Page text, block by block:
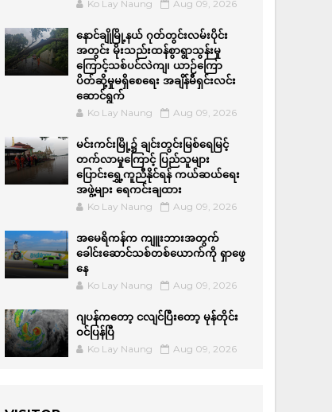
Ko Lay Naung Aug 09, 2026
နောင်ချိုမြို့နယ် ဂုတ်တွင်းလမ်းပိုင်း
အတွင်း မိုးသည်းထန်စွာရွာသွန်းမှု
ကြောင့်သစ်ပင်လဲကျ၊ ယာဉ်ကြော
ပိတ်ဆို့မှုမရှိစေရေး အချိန်မီရှင်းလင်း
ဆောင်ရွက်
Ko Lay Naung Aug 09, 2026
မင်းကင်းမြို့၌ ချင်းတွင်းမြစ်ရေမြင့်
တက်လာမှုကြောင့် ပြည်သူများ
ပြောင်းရွှေ့ကူညီနိုင်ရန် ကယ်ဆယ်ရေး
အဖွဲ့များ ရေကင်းချထား
Ko Lay Naung Aug 09, 2026
အမေရိကန်က ကျူးဘားအတွက်
ခေါင်းဆောင်သစ်တစ်ယောက်ကို ရှာဖွေ
နေ
Ko Lay Naung Aug 09, 2026
ဂျပန်ကတော့ ငလျင်ပြီးတော့ မုန်တိုင်း
ဝင်ပြန်ပြီ
Ko Lay Naung Aug 09, 2026